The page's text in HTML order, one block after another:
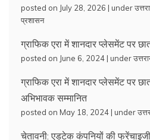
posted on July 28, 2026 | under
प्रशासन
ग्राफिक एरा में शानदार प्लेसमेंट पर
posted on June 6, 2024 | under
ग्राफिक एरा में शानदार प्लेसमेंट पर
अभिभावक सम्मानित
posted on May 18, 2024 | under
चेतावनी: एडटेक कंपनियों की